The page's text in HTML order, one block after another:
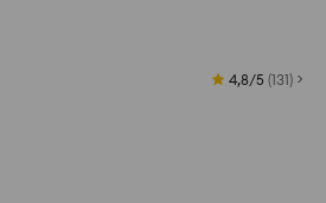
4,8/5 (131)